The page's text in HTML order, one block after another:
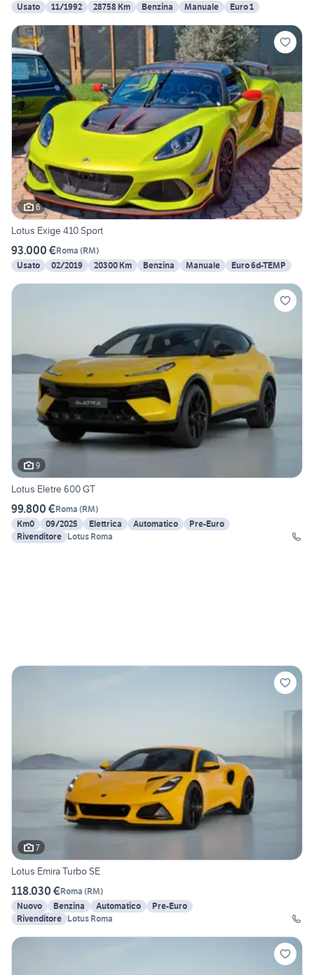
Usato
11/1992 28758 Km Benzina Manuale Euro 1
6
Lotus Exige 410 Sport
93.000 €Roma (RM)
Usato
02/2019 20300 Km Benzina Manuale Euro 6d-TEMP
9
Lotus Eletre 600 GT
99.800 €Roma (RM)
Km0
09/2025 Elettrica Automatico
Pre-Euro
Rivenditore Lotus Roma
7
Lotus Emira Turbo SE
118.030 €Roma (RM)
Nuovo
Benzina Automatico
Pre-Euro
Rivenditore Lotus Roma